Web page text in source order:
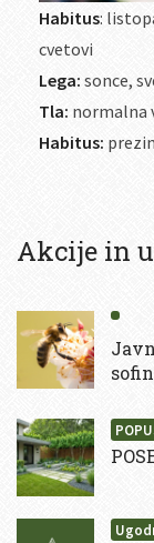
Habitus:
cvetovi
Lega: sonce,
Tla: normalna
Habitus:
Akcije in